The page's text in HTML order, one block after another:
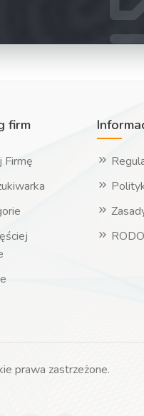
firm
Firmę
RODO
prawa zastrzeżone.